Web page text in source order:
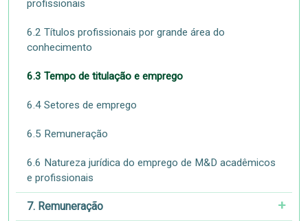
profissionais
6.2 Títulos profissionais por grande área do
conhecimento
6.3 Tempo de titulação e emprego
6.4 Setores de emprego
6.5 Remuneração
6.6 Natureza jurídica do emprego de M&D acadêmicos
e profissionais
7. Remuneração